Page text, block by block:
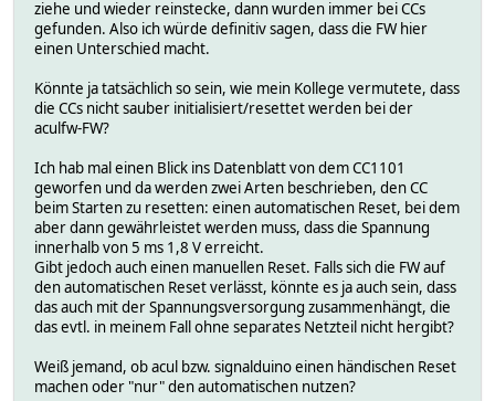
ziehe und wieder reinstecke, dann wurden immer bei CCs
gefunden. Also ich würde definitiv sagen, dass die FW hier
einen Unterschied macht.
Könnte ja tatsächlich so sein, wie mein Kollege vermutete, dass
die CCs nicht sauber initialisiert/resettet werden bei der
aculfw-FW?
Ich hab mal einen Blick ins Datenblatt von dem CC1101
geworfen und da werden zwei Arten beschrieben, den CC
beim Starten zu resetten: einen automatischen Reset, bei dem
aber dann gewährleistet werden muss, dass die Spannung
innerhalb von 5 ms 1,8 V erreicht.
Gibt jedoch auch einen manuellen Reset. Falls sich die FW auf
den automatischen Reset verlässt, könnte es ja auch sein, dass
das auch mit der Spannungsversorgung zusammenhängt, die
das evtl. in meinem Fall ohne separates Netzteil nicht hergibt?
Weiß jemand, ob acul bzw. signalduino einen händischen Reset
machen oder "nur" den automatischen nutzen?